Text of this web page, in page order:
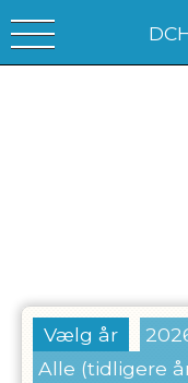
Vælg år
Alle (tidligere